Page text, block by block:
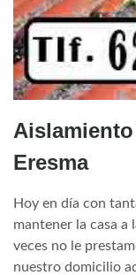
Eresma
Hoy en día con
mantener la casa a
veces no le
nuestro domicilio